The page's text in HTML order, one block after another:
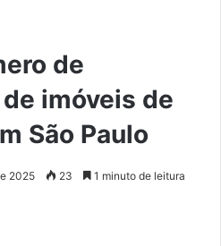
de
imóveis de
São Paulo
2025 23 1 minuto de leitura